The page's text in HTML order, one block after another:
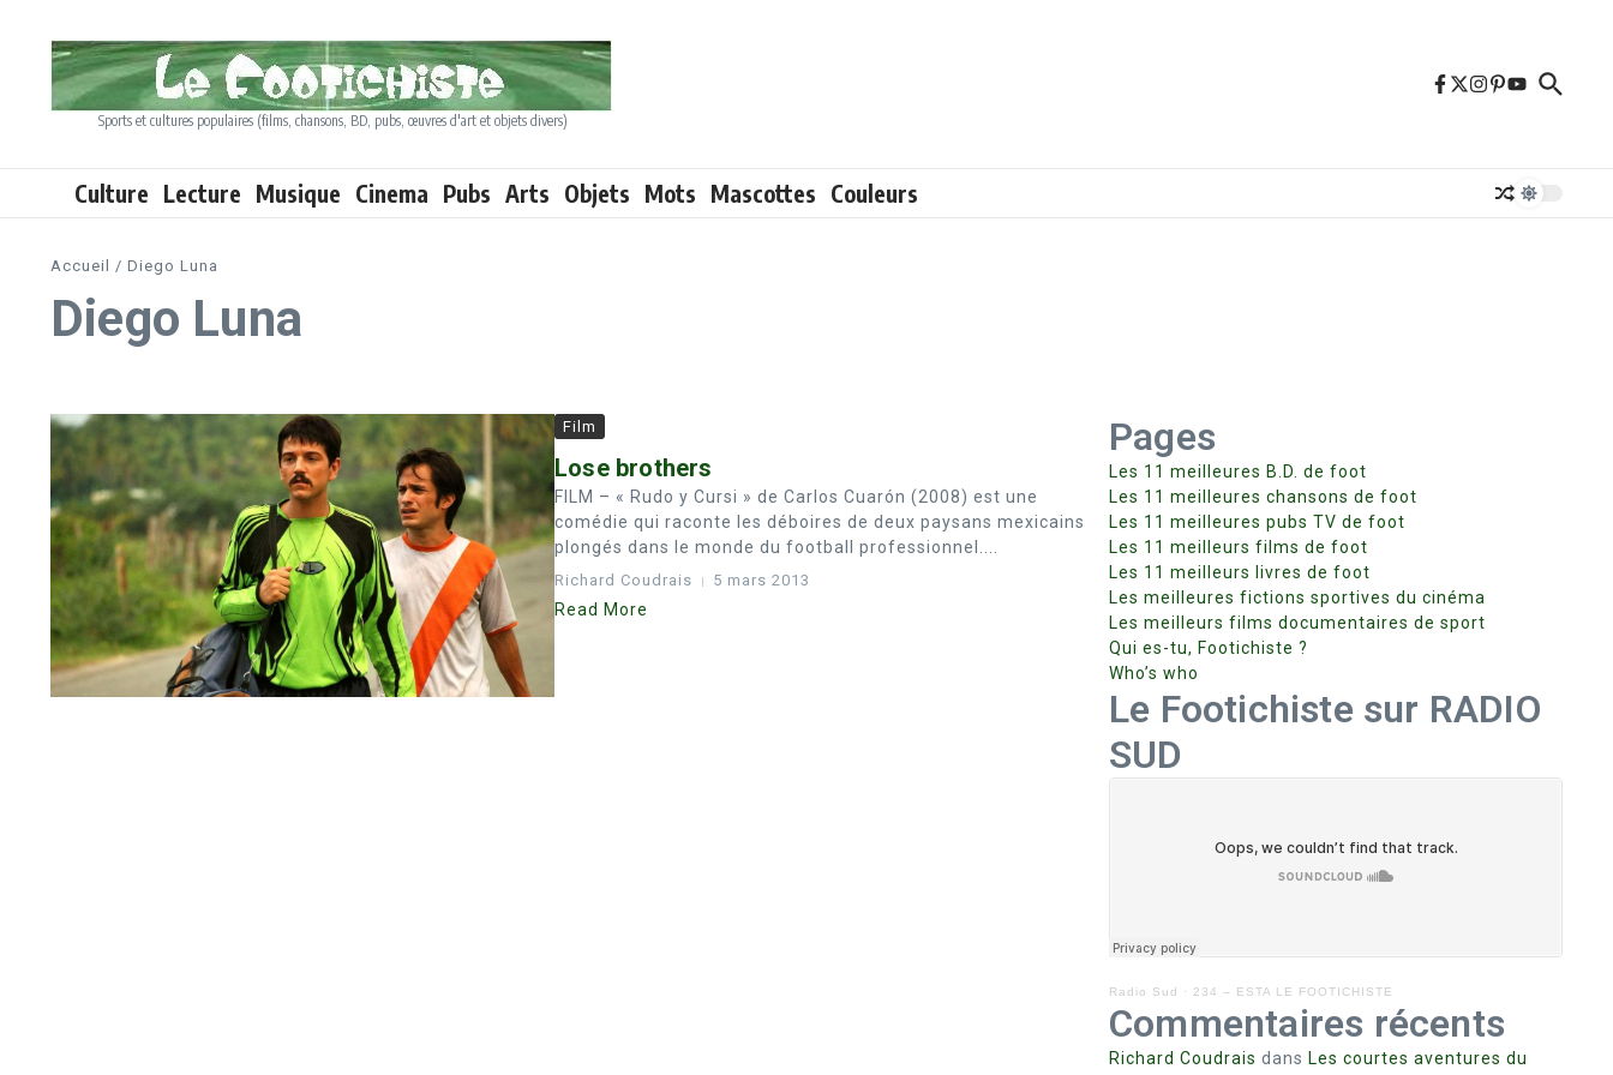
Sports et cultures populaires (films, chansons, BD, pubs, œuvres d'art et objets divers)
Culture Lecture Musique Cinema Pubs Arts Objets Mots Mascottes Couleurs
Accueil / Diego Luna
Diego Luna
Film
Lose brothers
FILM – « Rudo y Cursi » de Carlos Cuarón (2008) est une
comédie qui raconte les déboires de deux paysans mexicains
plongés dans le monde du football professionnel....
Richard Coudrais 5 mars 2013
Read More
Pages
Les 11 meilleures B.D. de foot
Les 11 meilleures chansons de foot
Les 11 meilleures pubs TV de foot
Les 11 meilleurs films de foot
Les 11 meilleurs livres de foot
Les meilleures fictions sportives du cinéma
Les meilleurs films documentaires de sport
Qui es-tu, Footichiste ?
Who’s who
Le Footichiste sur RADIO
SUD
Radio Sud · 234 – ESTA LE FOOTICHISTE
Commentaires récents
Richard Coudrais dans Les courtes aventures du